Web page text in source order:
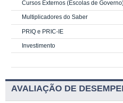
Cursos Externos (Escolas de
Multiplicadores do Saber
PRIQ e PRIC-IE
Investimento
AVALIAÇÃO DE